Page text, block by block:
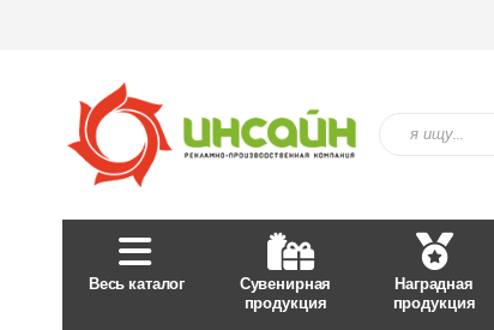
Весь каталог
Сувенирная
продукция
Наградная
продукция